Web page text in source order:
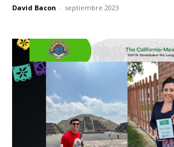
David Bacon - septiembre 2023